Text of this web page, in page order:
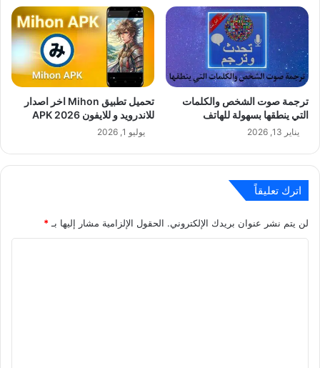
ترجمة صوت الشخص والكلمات
التي ينطقها بسهولة للهاتف
يناير 13, 2026
تحميل تطبيق Mihon اخر اصدار
للاندرويد و للايفون APK 2026
يوليو 1, 2026
اترك تعليقاً
لن يتم نشر عنوان بريدك الإلكتروني. الحقول الإلزامية مشار إليها بـ *